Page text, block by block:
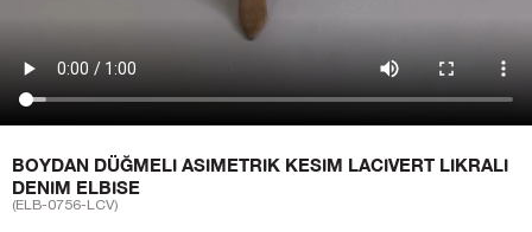
BOYDAN DÜĞMELI ASIMETRIK KESIM LACIVERT LIKRALI
DENIM ELBISE
(ELB-0756-LCV)